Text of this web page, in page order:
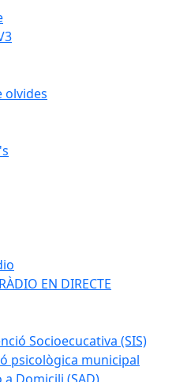
olvides
EN DIRECTE
Socioecucativa (SIS)
psicològica municipal